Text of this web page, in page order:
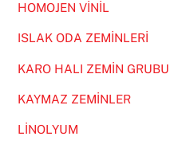
HOMOJEN VİNİL
ISLAK ODA ZEMİNLERİ
KARO HALI ZEMİN GRUBU
KAYMAZ ZEMİNLER
LİNOLYUM